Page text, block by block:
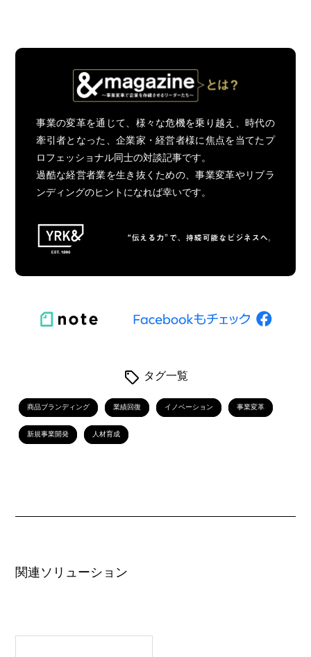
事業の変革を通じて、様々な危機を乗り越え、時代の
牽引者となった、企業家・経営者様に焦点を当てたプ
ロフェッショナル同士の対談記事です。
過酷な経営者業を生き抜くための、事業変革やリブラ
ンディングのヒントになれば幸いです。
タグ一覧
商品ブランディング 業績回復 イノベーション 事業変革
新規事業開発 人材育成
関連ソリューション